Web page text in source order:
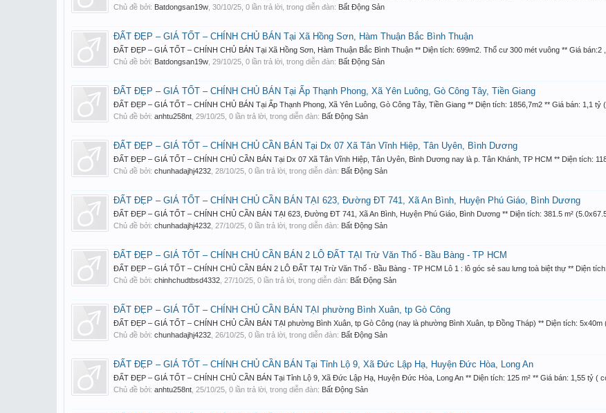
Chủ đề bởi: Batdongsan19w 30/10/25 , 0 lần trả lời, trong diễn đàn: Bất Động Sản
ĐẤT ĐẸP – GIÁ TỐT – CHÍNH CHỦ BÁN Tại Xã Hồng Sơn, Hàm Thuận Bắc Bình Thuận
ĐẤT ĐẸP – GIÁ TỐT – CHÍNH CHỦ BÁN Tại Xã Hồng Sơn, Hàm Thuận Bắc Bình Thuận ** Diện tích: 699m2. Thổ cư 300 mét vuông ** Giá bán:2
Chủ đề bởi: Batdongsan19w 29/10/25 , 0 lần trả lời, trong diễn đàn: Bất Động Sản
ĐẤT ĐẸP – GIÁ TỐT – CHÍNH CHỦ BÁN Tại Ấp Thạnh Phong, Xã Yên Luông, Gò Công Tây, Tiền Giang
ĐẤT ĐẸP – GIÁ TỐT – CHÍNH CHỦ BÁN Tại Ấp Thạnh Phong, Xã Yên Luông, Gò Công Tây, Tiền Giang ** Diện tích: 1856,7m2 ** Giá bán: 1,1 tỷ (
Chủ đề bởi: anhtu258nt 29/10/25 , 0 lần trả lời, trong diễn đàn: Bất Động Sản
ĐẤT ĐẸP – GIÁ TỐT – CHÍNH CHỦ CẦN BÁN Tại Dx 07 Xã Tân Vĩnh Hiệp, Tân Uyên, Bình Dương
ĐẤT ĐẸP – GIÁ TỐT – CHÍNH CHỦ CẦN BÁN Tại Dx 07 Xã Tân Vĩnh Hiệp, Tân Uyên, Bình Dương nay là p. Tân Khánh, TP HCM ** Diện tích: 118
Chủ đề bởi: chunhadajhj4232 28/10/25 , 0 lần trả lời, trong diễn đàn: Bất Động Sản
ĐẤT ĐẸP – GIÁ TỐT – CHÍNH CHỦ CẦN BÁN TẠI 623, Đường ĐT 741, Xã An Bình, Huyện Phú Giáo, Bình Dương
ĐẤT ĐẸP – GIÁ TỐT – CHÍNH CHỦ CẦN BÁN TẠI 623, Đường ĐT 741, Xã An Bình, Huyện Phú Giáo, Bình Dương ** Diện tích: 381.5 m²
Chủ đề bởi: chunhadajhj4232 27/10/25 , 0 lần trả lời, trong diễn đàn: Bất Động Sản
ĐẤT ĐẸP – GIÁ TỐT – CHÍNH CHỦ CẦN BÁN 2 LÔ ĐẤT TẠI Trừ Văn Thố - Bầu Bàng - TP HCM
ĐẤT ĐẸP – GIÁ TỐT – CHÍNH CHỦ CẦN BÁN 2 LÔ ĐẤT TẠI Trừ Văn Thố - Bầu Bàng - TP HCM Lô 1 : lô góc sẻ sau lưng toà biệt thự ** Diện tích:
Chủ đề bởi: chinhchudtbsd4332 27/10/25 , 0 lần trả lời, trong diễn đàn: Bất Động Sản
ĐẤT ĐẸP – GIÁ TỐT – CHÍNH CHỦ CẦN BÁN TẠI phường Bình Xuân, tp Gò Công
ĐẤT ĐẸP – GIÁ TỐT – CHÍNH CHỦ CẦN BÁN TẠI phường Bình Xuân, tp Gò Công (nay là phường Bình Xuân, tp Đồng Tháp) ** Diện tích: 5x40m (
Chủ đề bởi: chunhadajhj4232 26/10/25 , 0 lần trả lời, trong diễn đàn: Bất Động Sản
ĐẤT ĐẸP – GIÁ TỐT – CHÍNH CHỦ CẦN BÁN Tại Tỉnh Lộ 9, Xã Đức Lập Hạ, Huyện Đức Hòa, Long An
ĐẤT ĐẸP – GIÁ TỐT – CHÍNH CHỦ CẦN BÁN Tại Tỉnh Lộ 9, Xã Đức Lập Hạ, Huyện Đức Hòa, Long An ** Diện tích: 125 m² ** Giá bán: 1,55 tỷ (
Chủ đề bởi: anhtu258nt 25/10/25 , 0 lần trả lời, trong diễn đàn: Bất Động Sản